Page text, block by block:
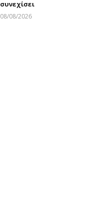
συνεχίσει
08/08/2026